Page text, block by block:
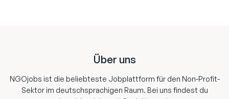
Über uns
NGOjobs ist die beliebteste Jobplattform für den Non-Profit-
Sektor im deutschsprachigen Raum. Bei uns findest du